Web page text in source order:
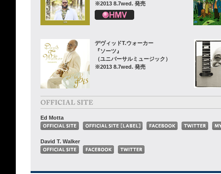
※2013 8.7wed. 発売
デヴィッドT.ウォーカー
『ソーツ』
（ユニバーサルミュージック）
※2013 8.7wed. 発売
Ed Motta
David T. Walker